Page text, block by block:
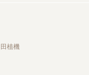
ざいました。 梱包も
植機